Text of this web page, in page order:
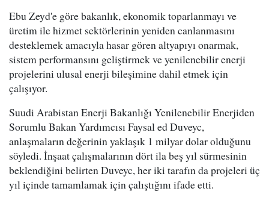
Ebu Zeyd'e göre bakanlık, ekonomik toparlanmayı ve
üretim ile hizmet sektörlerinin yeniden canlanmasını
desteklemek amacıyla hasar gören altyapıyı onarmak,
sistem performansını geliştirmek ve yenilenebilir enerji
projelerini ulusal enerji bileşimine dahil etmek için
çalışıyor.
Suudi Arabistan Enerji Bakanlığı Yenilenebilir Enerjiden
Sorumlu Bakan Yardımcısı Faysal ed Duveyc,
anlaşmaların değerinin yaklaşık 1 milyar dolar olduğunu
söyledi. İnşaat çalışmalarının dört ila beş yıl sürmesinin
beklendiğini belirten Duveyc, her iki tarafın da projeleri üç
yıl içinde tamamlamak için çalıştığını ifade etti.